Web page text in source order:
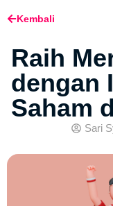
Kembali
Raih
dengan
Saham
Sari